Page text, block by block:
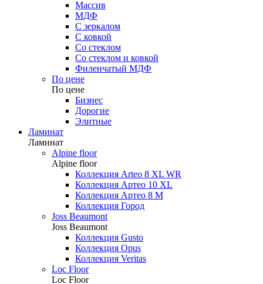
Массив
МДФ
С зеркалом
С ковкой
Со стеклом
Со стеклом и ковкой
Филенчатый МДФ
По цене
По цене
Бизнес
Дорогие
Элитные
Ламинат
Ламинат
Alpine floor
Alpine floor
Коллекция Arteo 8 XL WR
Коллекция Артео 10 XL
Коллекция Артео 8 М
Коллекция Город
Joss Beaumont
Joss Beaumont
Коллекция Gusto
Коллекция Opus
Коллекция Veritas
Loc Floor
Loc Floor